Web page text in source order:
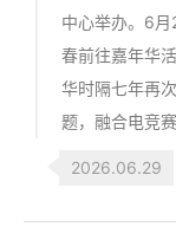
中心举办。6
春前往嘉年华
华时隔七年再
题，融合电竞
2026.06.29